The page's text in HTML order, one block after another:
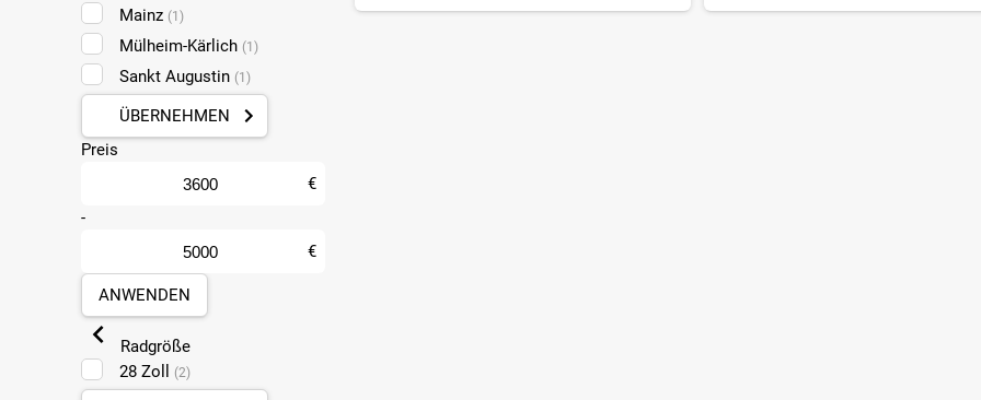
Mainz (1)
Mülheim-Kärlich (1)
Sankt Augustin (1)
ÜBERNEHMEN
Preis
€
-
€
ANWENDEN
Radgröße
28 Zoll
(2)